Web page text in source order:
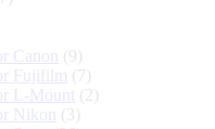
Canon
(9)
Fujifilm (7)
L-Mount (2)
Nikon
(3)